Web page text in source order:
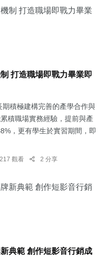
打造職場即戰力畢業即
期積極建構完善的產學合作與
積職場實務經驗，提前與產
，更有學生於實習期間，即
觀看 2 分享
典範 創作短影音行銷成